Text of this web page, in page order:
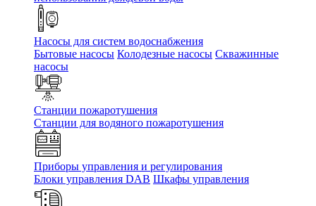
Насосы для систем водоснабжения
Бытовые насосы Колодезные насосы Скважинные
насосы
Станции пожаротушения
Станции для водяного пожаротушения
Приборы управления и регулирования
Блоки управления DAB Шкафы управления